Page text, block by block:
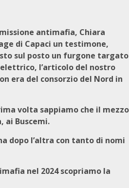
antimafia, Chiara
di Capaci un testimone,
sul posto un furgone targato
l’articolo del nostro
era del consorzio del Nord in
volta sappiamo che il mezzo
ai Buscemi.
dopo l’altra con tanto di nomi
nel 2024 scopriamo la